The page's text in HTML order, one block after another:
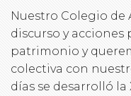
Nuestro Colegio
discurso y acciones
patrimonio y
colectiva con
días se desarrolló